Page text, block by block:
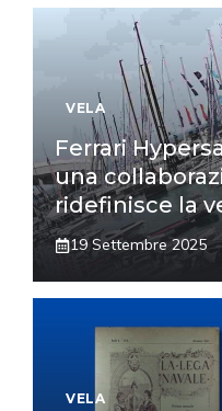
VELA
Ferrari
una
ridefinisce la
19 Settembre 2025
VELA